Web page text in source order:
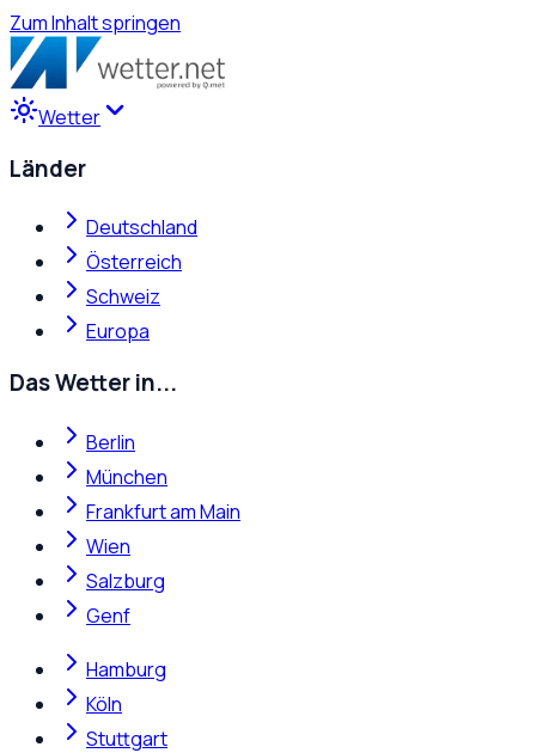
Zum Inhalt springen
Wetter
Länder
Deutschland
Österreich
Schweiz
Europa
Das Wetter in...
Berlin
München
Frankfurt am Main
Wien
Salzburg
Genf
Hamburg
Köln
Stuttgart